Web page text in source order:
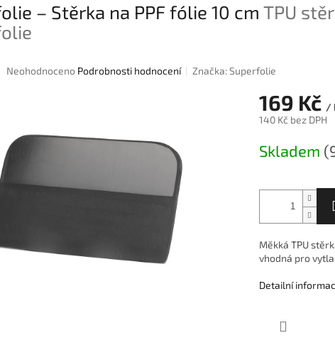
– Stěrka na PPF fólie 10 cm TPU
Průměrné
5
Neohodnoceno Podrobnosti hodnocení Značka:Superfolie
169 Kč /
140 Kč bez DPH
cena:
Skladem
Měkká TPU
vhodná pro
Detailní